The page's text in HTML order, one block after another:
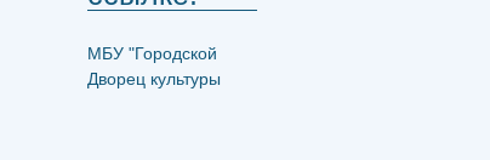
МБУ "Городской
Дворец культуры